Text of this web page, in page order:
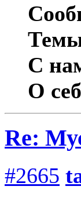
С
О
Re:
#2665